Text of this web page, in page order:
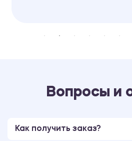
Вопросы и
Как получить заказ?